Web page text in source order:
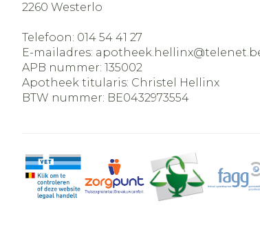
2260 Westerlo
Telefoon: 014 54 41 27
E-mailadres: apotheek.hellinx@
APB nummer: 135002
Apotheek titularis: Christel Hellinx
BTW nummer: BE0432973554